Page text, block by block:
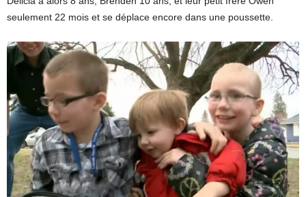
seulement 22 mois et se déplace encore dans une poussette.